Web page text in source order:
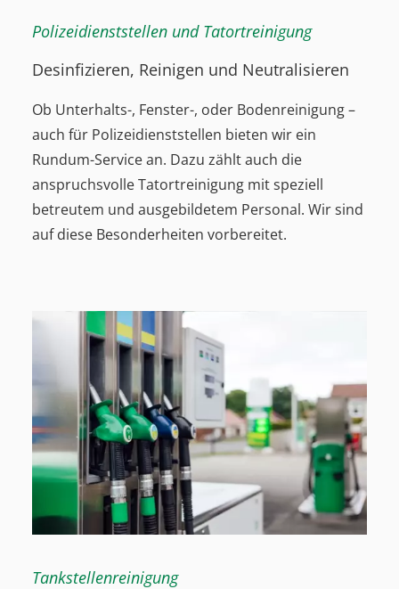
Polizeidienststellen und Tatortreinigung
Desinfizieren, Reinigen und Neutralisieren
Ob Unterhalts-, Fenster-, oder Bodenreinigung –
auch für Polizeidienststellen bieten wir ein
Rundum-Service an. Dazu zählt auch die
anspruchsvolle Tatortreinigung mit speziell
betreutem und ausgebildetem Personal. Wir sind
auf diese Besonderheiten vorbereitet.
Tankstellenreinigung